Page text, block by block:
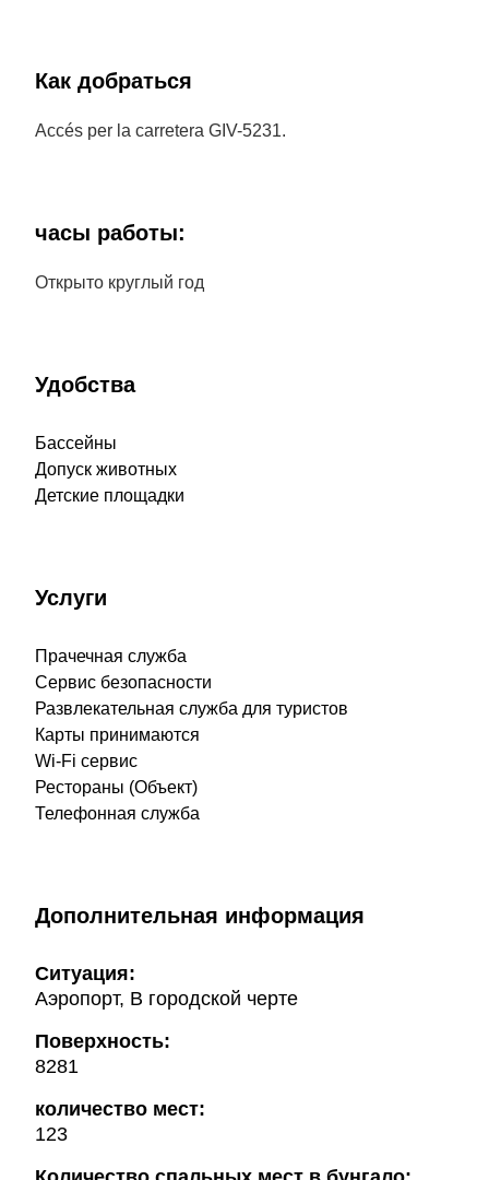
Как добраться
Accés per la carretera GIV-5231.
часы работы:
Открыто круглый год
Удобства
Бассейны
Допуск животных
Детские площадки
Услуги
Прачечная служба
Сервис безопасности
Развлекательная служба для туристов
Карты принимаются
Wi-Fi сервис
Рестораны (Объект)
Телефонная служба
Дополнительная информация
Ситуация:
Аэропорт, В городской черте
Поверхность:
8281
количество мест:
123